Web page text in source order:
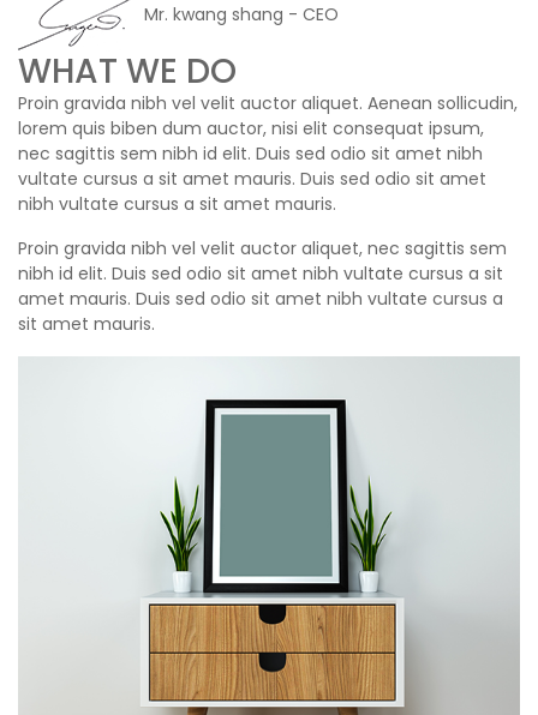
Mr. kwang shang - CEO
WHAT WE DO
Proin gravida nibh vel velit auctor aliquet. Aenean sollicudin,
lorem quis biben dum auctor, nisi elit consequat ipsum,
nec sagittis sem nibh id elit. Duis sed odio sit amet nibh
vultate cursus a sit amet mauris. Duis sed odio sit amet
nibh vultate cursus a sit amet mauris.
Proin gravida nibh vel velit auctor aliquet, nec sagittis sem
nibh id elit. Duis sed odio sit amet nibh vultate cursus a sit
amet mauris. Duis sed odio sit amet nibh vultate cursus a
sit amet mauris.